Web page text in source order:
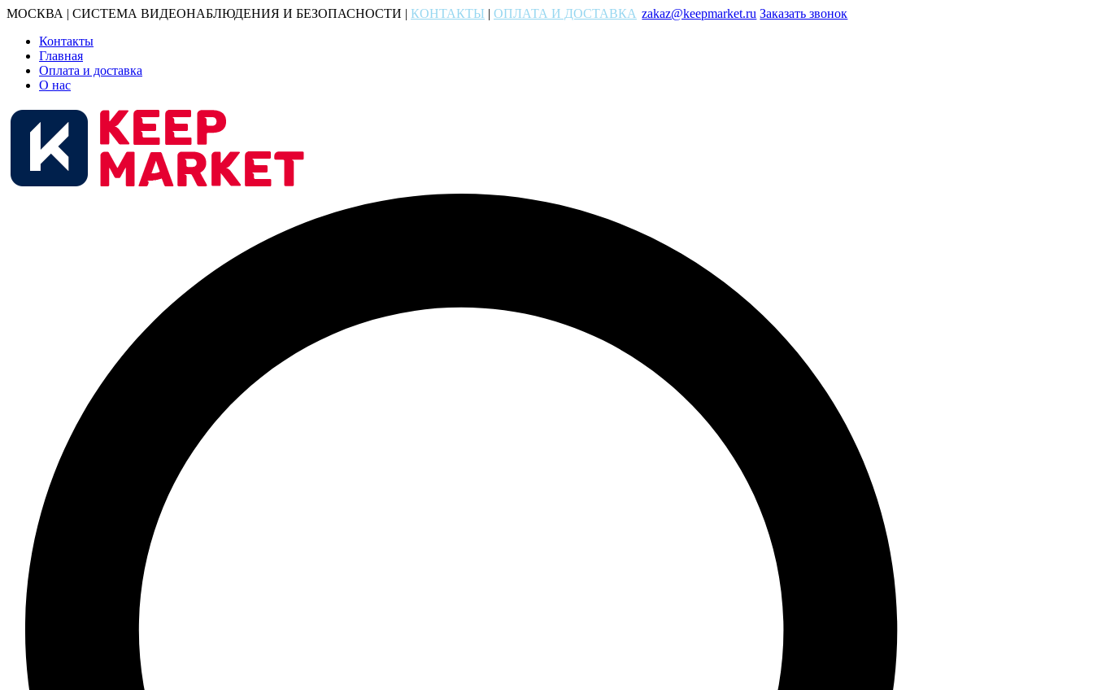
МОСКВА | СИСТЕМА ВИДЕОНАБЛЮДЕНИЯ И БЕЗОПАСНОСТИ | КОНТАКТЫ | ОПЛАТА И ДОСТАВКА zakaz@keepmarket.ru Заказать звонок
Контакты
Главная
Оплата и доставка
О нас